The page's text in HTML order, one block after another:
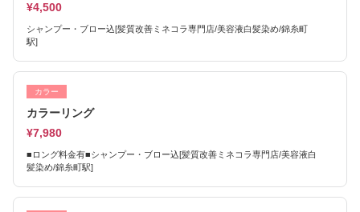
¥4,500
シャンプー・ブロー込[髪質改善ミネコラ専門店/美容液白髪染め/錦糸町
駅]
カラー
カラーリング
¥7,980
■ロング料金有■シャンプー・ブロー込[髪質改善ミネコラ専門店/美容液白
髪染め/錦糸町駅]